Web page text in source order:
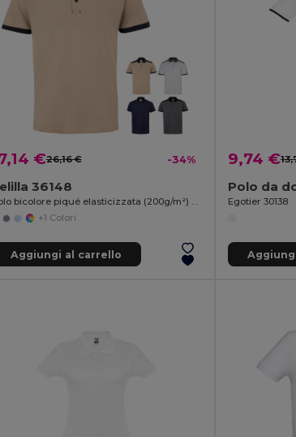
€26,16 € -34%
36148
Polo bicolore piqué elasticizzata (200g/m²) con maniche corte, in poliestere (96%) ed elastan (4%)
+1 Colori
Aggiungi al carrello
9,74 €
Egotier 30138